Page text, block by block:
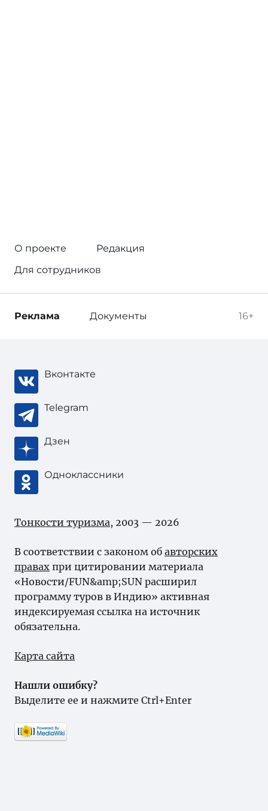
О проекте
Редакция
Для сотрудников
16+
Реклама Документы
Вконтакте
Telegram
Дзен
Одноклассники
Тонкости туризма, 2003 — 2026
В соответствии с законом об авторских
правах при цитировании материала
«Новости/FUN&amp;SUN расширил
программу туров в Индию» активная
индексируемая ссылка на источник
обязательна.
Карта сайта
Нашли ошибку?
Выделите ее и нажмите Ctrl+Enter